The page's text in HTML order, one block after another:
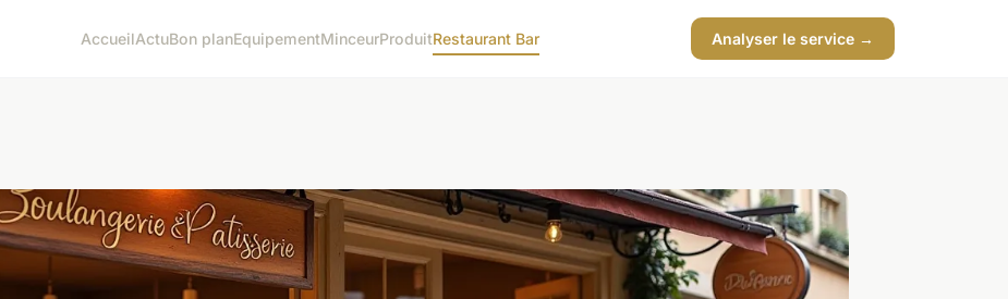
AccueilActuBon planEquipementMinceurProduitRestaurant Bar Analyser le service →